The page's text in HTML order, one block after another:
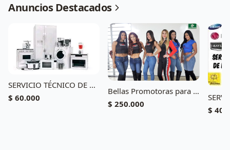
Anuncios Destacados
SERVICIO TÉCNICO DE NEVERAS EN ANAPOIMA CEL 3104773367
$ 60.000
Bellas Promotoras para ferias y eventos
$ 250.000
$